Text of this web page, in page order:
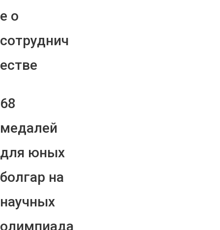
е о
сотруднич
естве
68
медалей
для юных
болгар на
научных
олимпиада